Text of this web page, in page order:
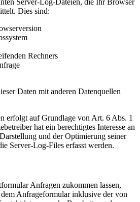
Server-Log-Dateien, die Ihr Browser
Dies sind:
Rechners
Daten mit anderen Datenquellen
erfolgt auf Grundlage von Art. 6 Abs. 1
hat ein berechtigtes Interesse an
und der Optimierung seiner
Server-Log-Files erfasst werden.
Anfragen zukommen lassen,
Anfrageformular inklusive der von